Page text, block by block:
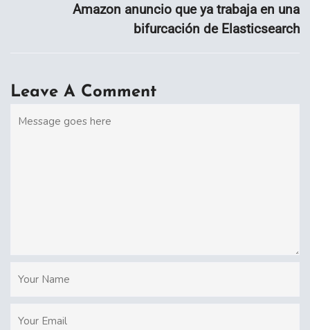
Amazon anuncio que ya trabaja en una
bifurcación de Elasticsearch
Leave A Comment